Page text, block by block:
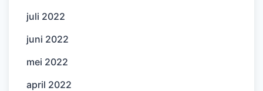
juli 2022
juni 2022
mei 2022
april 2022